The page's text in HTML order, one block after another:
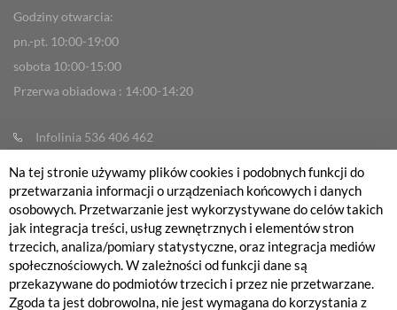
Godziny otwarcia:
pn.-pt. 10:00-19:00
sobota 10:00-15:00
Przerwa obiadowa : 14:00-14:20
Infolinia 536 406 462
info@fabrykarowerow.com
Reklamacje
sklep@fabrykarowerow.com
Serwis 505 700 393
serwis@fabrykarowerow.com
Bikefitting 451 159 109
Na tej stronie używamy plików cookies i podobnych funkcji do
przetwarzania informacji o urządzeniach końcowych i danych
osobowych. Przetwarzanie jest wykorzystywane do celów takich
jak integracja treści, usług zewnętrznych i elementów stron
trzecich, analiza/pomiary statystyczne, oraz integracja mediów
społecznościowych. W zależności od funkcji dane są
przekazywane do podmiotów trzecich i przez nie przetwarzane.
Zgoda ta jest dobrowolna, nie jest wymagana do korzystania z